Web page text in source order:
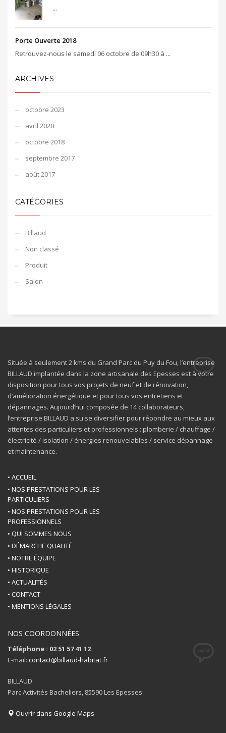
...
Porte Ouverte 2018
Retrouvez-nous le samedi 06 octobre de 09h30 à ...
ARCHIVES
octobre 2023
avril 2020
octobre 2018
septembre 2017
août 2017
CATÉGORIES
Billaud
Non classé
Produit
Salon
Située à seulement 2 kms du Grand Parc du Puy du Fou, l’entreprise
BILLAUD implantée dans la zone artisanale des Epesses est à votre
disposition pour tous vos projets de neuf et de rénovation,
d’amélioration énergétique et pour tous vos entretiens et
dépannages. Aujourd’hui composée de 14 collaborateurs,
l’entreprise BILLAUD a su se diversifier pour répondre au mieux aux
attentes des particuliers et professionnels : plomberie / chauffage /
électricité / isolation / énergies renouvelables / service dépannage
et maintenance.
• ACCUEIL
• NOS PRESTATIONS POUR LES
PARTICULIERS
• NOS PRESTATIONS POUR LES
PROFESSIONNELS
• QUI SOMMES NOUS
• DÉMARCHE QUALITÉ
• NOTRE ÉQUIPE
• HISTORIQUE
• ACTUALITÉS
• CONTACT
• MENTIONS LÉGALES
NOS COORDONNÉES
Téléphone : 02 51 57 41 12
E-mail: contact@billaud-habitat.fr
BILLAUD
Parc Activités Bacheliers, 85590 Les Epesses
Ouvrir dans Google Maps